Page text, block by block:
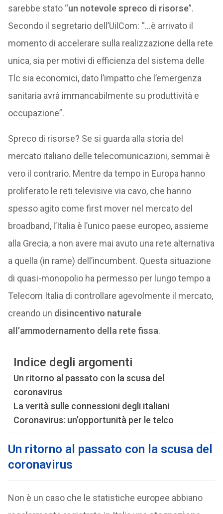
sarebbe stato “un notevole spreco di risorse”.
Secondo il segretario dell’UilCom: “…è arrivato il
momento di accelerare sulla realizzazione della rete
unica, sia per motivi di efficienza del sistema delle
Tlc sia economici, dato l’impatto che l’emergenza
sanitaria avrà immancabilmente su produttività e
occupazione”.
Spreco di risorse? Se si guarda alla storia del
mercato italiano delle telecomunicazioni, semmai è
vero il contrario. Mentre da tempo in Europa hanno
proliferato le reti televisive via cavo, che hanno
spesso agito come first mover nel mercato del
broadband, l’Italia è l’unico paese europeo, assieme
alla Grecia, a non avere mai avuto una rete alternativa
a quella (in rame) dell’incumbent. Questa situazione
di quasi-monopolio ha permesso per lungo tempo a
Telecom Italia di controllare agevolmente il mercato,
creando un disincentivo naturale
all’ammodernamento della rete fissa.
Indice degli argomenti
Un ritorno al passato con la scusa del
coronavirus
La verità sulle connessioni degli italiani
Coronavirus: un’opportunità per le telco
Un ritorno al passato con la scusa del
coronavirus
Non è un caso che le statistiche europee abbiano